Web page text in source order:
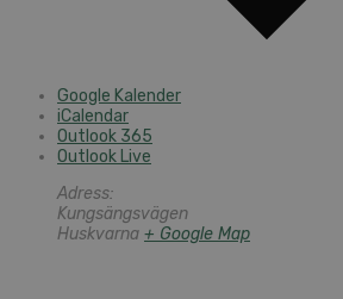
Google Kalender
iCalendar
Outlook 365
Outlook Live
Adress:
Kungsängsvägen
Huskvarna + Google Map